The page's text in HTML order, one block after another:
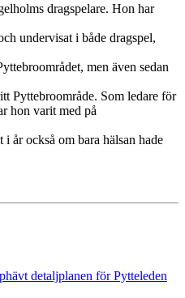
dragspelare. Hon har
undervisat i både dragspel,
men även sedan
Pyttebroområde. Som ledare för
hon varit med på
år också om bara hälsan hade
detaljplanen för Pytteleden